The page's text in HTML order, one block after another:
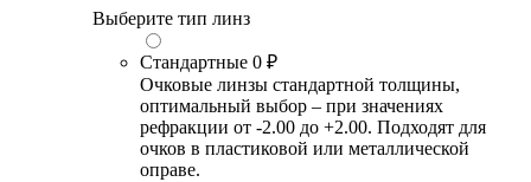
Выберите тип линз
Стандартные 0 ₽
Очковые линзы стандартной толщины,
оптимальный выбор – при значениях
рефракции от -2.00 до +2.00. Подходят для
очков в пластиковой или металлической
оправе.